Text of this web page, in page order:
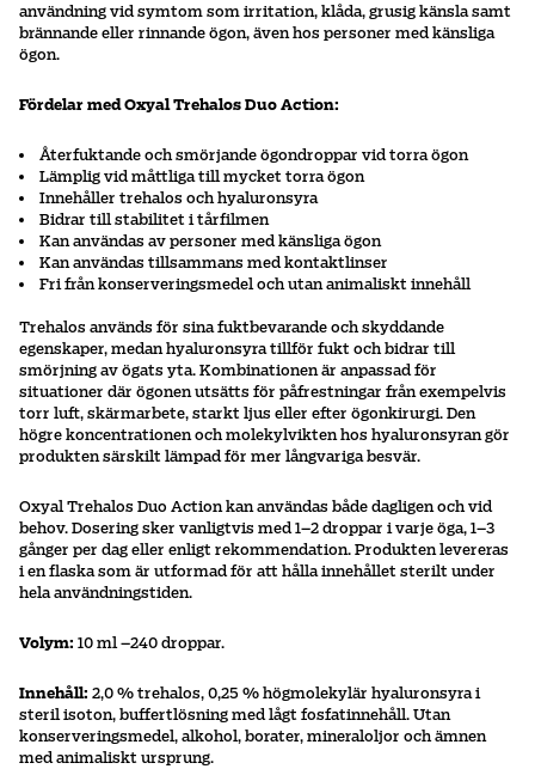
användning vid symtom som irritation, klåda, grusig känsla samt
brännande eller rinnande ögon, även hos personer med känsliga
ögon.
Fördelar med Oxyal Trehalos Duo Action:
Återfuktande och smörjande ögondroppar vid torra ögon
Lämplig vid måttliga till mycket torra ögon
Innehåller trehalos och hyaluronsyra
Bidrar till stabilitet i tårfilmen
Kan användas av personer med känsliga ögon
Kan användas tillsammans med kontaktlinser
Fri från konserveringsmedel och utan animaliskt innehåll
Trehalos används för sina fuktbevarande och skyddande
egenskaper, medan hyaluronsyra tillför fukt och bidrar till
smörjning av ögats yta. Kombinationen är anpassad för
situationer där ögonen utsätts för påfrestningar från exempelvis
torr luft, skärmarbete, starkt ljus eller efter ögonkirurgi. Den
högre koncentrationen och molekylvikten hos hyaluronsyran gör
produkten särskilt lämpad för mer långvariga besvär.
Oxyal Trehalos Duo Action kan användas både dagligen och vid
behov. Dosering sker vanligtvis med 1–2 droppar i varje öga, 1–3
gånger per dag eller enligt rekommendation. Produkten levereras
i en flaska som är utformad för att hålla innehållet sterilt under
hela användningstiden.
Volym: 10 ml –240 droppar.
Innehåll: 2,0 % trehalos, 0,25 % högmolekylär hyaluronsyra i
steril isoton, buffertlösning med lågt fosfatinnehåll. Utan
konserveringsmedel, alkohol, borater, mineraloljor och ämnen
med animaliskt ursprung.